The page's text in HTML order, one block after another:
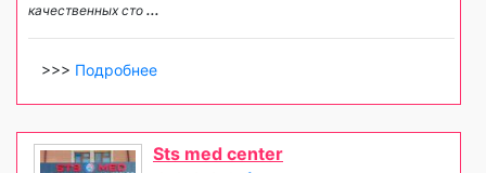
качественных сто ...
>>> Подробнее
Sts med center